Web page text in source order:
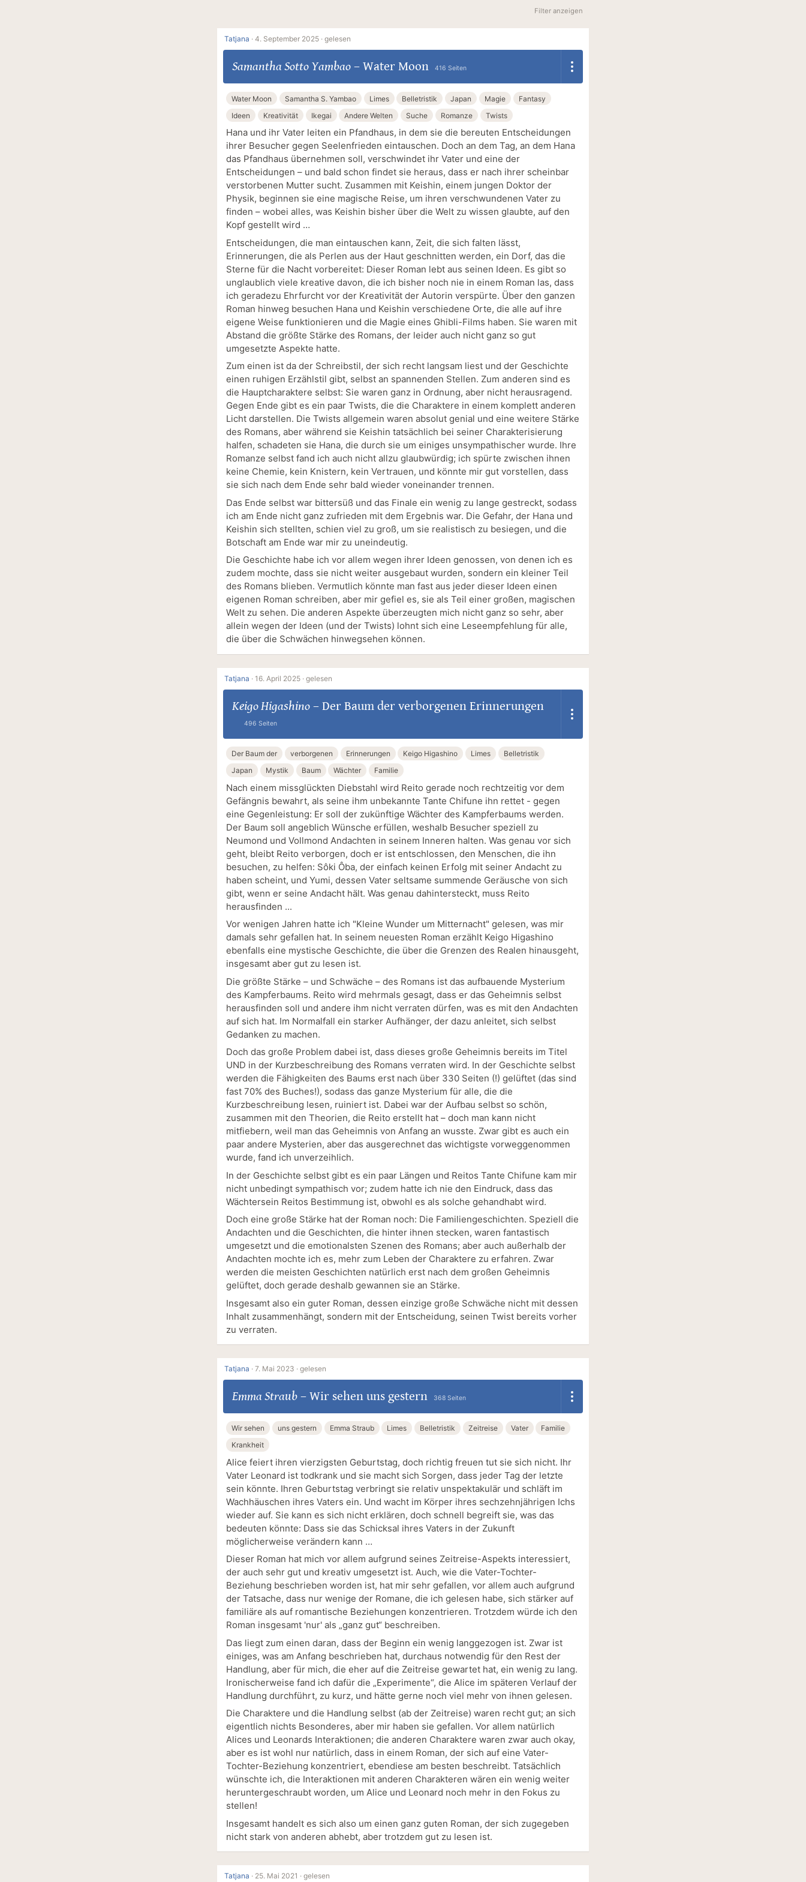
Filter anzeigen
Tatjana · 4. September 2025 · gelesen
Samantha Sotto Yambao– Water Moon 416 Seiten
Water Moon Samantha S. Yambao Limes Belletristik Japan Magie
Fantasy
Ideen
Kreativität Ikegai Andere Welten Suche Romanze Twists
Hana und ihr Vater leiten ein Pfandhaus, in dem sie die bereuten Entscheidungen
ihrer Besucher gegen Seelenfrieden eintauschen. Doch an dem Tag, an dem Hana
das Pfandhaus übernehmen soll, verschwindet ihr Vater und eine der
Entscheidungen – und bald schon findet sie heraus, dass er nach ihrer scheinbar
verstorbenen Mutter sucht. Zusammen mit Keishin, einem jungen Doktor der
Physik, beginnen sie eine magische Reise, um ihren verschwundenen Vater zu
finden – wobei alles, was Keishin bisher über die Welt zu wissen glaubte, auf den
Kopf gestellt wird …
Entscheidungen, die man eintauschen kann, Zeit, die sich falten lässt,
Erinnerungen, die als Perlen aus der Haut geschnitten werden, ein Dorf, das die
Sterne für die Nacht vorbereitet: Dieser Roman lebt aus seinen Ideen. Es gibt so
unglaublich viele kreative davon, die ich bisher noch nie in einem Roman las, dass
ich geradezu Ehrfurcht vor der Kreativität der Autorin verspürte. Über den ganzen
Roman hinweg besuchen Hana und Keishin verschiedene Orte, die alle auf ihre
eigene Weise funktionieren und die Magie eines Ghibli-Films haben. Sie waren mit
Abstand die größte Stärke des Romans, der leider auch nicht ganz so gut
umgesetzte Aspekte hatte.
Zum einen ist da der Schreibstil, der sich recht langsam liest und der Geschichte
einen ruhigen Erzählstil gibt, selbst an spannenden Stellen. Zum anderen sind es
die Hauptcharaktere selbst: Sie waren ganz in Ordnung, aber nicht herausragend.
Gegen Ende gibt es ein paar Twists, die die Charaktere in einem komplett anderen
Licht darstellen. Die Twists allgemein waren absolut genial und eine weitere Stärke
des Romans, aber während sie Keishin tatsächlich bei seiner Charakterisierung
halfen, schadeten sie Hana, die durch sie um einiges unsympathischer wurde. Ihre
Romanze selbst fand ich auch nicht allzu glaubwürdig; ich spürte zwischen ihnen
keine Chemie, kein Knistern, kein Vertrauen, und könnte mir gut vorstellen, dass
sie sich nach dem Ende sehr bald wieder voneinander trennen.
Das Ende selbst war bittersüß und das Finale ein wenig zu lange gestreckt, sodass
ich am Ende nicht ganz zufrieden mit dem Ergebnis war. Die Gefahr, der Hana und
Keishin sich stellten, schien viel zu groß, um sie realistisch zu besiegen, und die
Botschaft am Ende war mir zu uneindeutig.
Die Geschichte habe ich vor allem wegen ihrer Ideen genossen, von denen ich es
zudem mochte, dass sie nicht weiter ausgebaut wurden, sondern ein kleiner Teil
des Romans blieben. Vermutlich könnte man fast aus jeder dieser Ideen einen
eigenen Roman schreiben, aber mir gefiel es, sie als Teil einer großen, magischen
Welt zu sehen. Die anderen Aspekte überzeugten mich nicht ganz so sehr, aber
allein wegen der Ideen (und der Twists) lohnt sich eine Leseempfehlung für alle,
die über die Schwächen hinwegsehen können.
Tatjana · 16. April 2025 · gelesen
Keigo Higashino– Der Baum der verborgenen Erinnerungen
496 Seiten
Der Baum der verborgenen Erinnerungen Keigo Higashino Limes
Belletristik
Japan
Mystik Baum Wächter Familie
Nach einem missglückten Diebstahl wird Reito gerade noch rechtzeitig vor dem
Gefängnis bewahrt, als seine ihm unbekannte Tante Chifune ihn rettet - gegen
eine Gegenleistung: Er soll der zukünftige Wächter des Kampferbaums werden.
Der Baum soll angeblich Wünsche erfüllen, weshalb Besucher speziell zu
Neumond und Vollmond Andachten in seinem Inneren halten. Was genau vor sich
geht, bleibt Reito verborgen, doch er ist entschlossen, den Menschen, die ihn
besuchen, zu helfen: Sôki Ôba, der einfach keinen Erfolg mit seiner Andacht zu
haben scheint, und Yumi, dessen Vater seltsame summende Geräusche von sich
gibt, wenn er seine Andacht hält. Was genau dahintersteckt, muss Reito
herausfinden ...
Vor wenigen Jahren hatte ich "Kleine Wunder um Mitternacht" gelesen, was mir
damals sehr gefallen hat. In seinem neuesten Roman erzählt Keigo Higashino
ebenfalls eine mystische Geschichte, die über die Grenzen des Realen hinausgeht,
insgesamt aber gut zu lesen ist.
Die größte Stärke – und Schwäche – des Romans ist das aufbauende Mysterium
des Kampferbaums. Reito wird mehrmals gesagt, dass er das Geheimnis selbst
herausfinden soll und andere ihm nicht verraten dürfen, was es mit den Andachten
auf sich hat. Im Normalfall ein starker Aufhänger, der dazu anleitet, sich selbst
Gedanken zu machen.
Doch das große Problem dabei ist, dass dieses große Geheimnis bereits im Titel
UND in der Kurzbeschreibung des Romans verraten wird. In der Geschichte selbst
werden die Fähigkeiten des Baums erst nach über 330 Seiten (!) gelüftet (das sind
fast 70% des Buches!), sodass das ganze Mysterium für alle, die die
Kurzbeschreibung lesen, ruiniert ist. Dabei war der Aufbau selbst so schön,
zusammen mit den Theorien, die Reito erstellt hat – doch man kann nicht
mitfiebern, weil man das Geheimnis von Anfang an wusste. Zwar gibt es auch ein
paar andere Mysterien, aber das ausgerechnet das wichtigste vorweggenommen
wurde, fand ich unverzeihlich.
In der Geschichte selbst gibt es ein paar Längen und Reitos Tante Chifune kam mir
nicht unbedingt sympathisch vor; zudem hatte ich nie den Eindruck, dass das
Wächtersein Reitos Bestimmung ist, obwohl es als solche gehandhabt wird.
Doch eine große Stärke hat der Roman noch: Die Familiengeschichten. Speziell die
Andachten und die Geschichten, die hinter ihnen stecken, waren fantastisch
umgesetzt und die emotionalsten Szenen des Romans; aber auch außerhalb der
Andachten mochte ich es, mehr zum Leben der Charaktere zu erfahren. Zwar
werden die meisten Geschichten natürlich erst nach dem großen Geheimnis
gelüftet, doch gerade deshalb gewannen sie an Stärke.
Insgesamt also ein guter Roman, dessen einzige große Schwäche nicht mit dessen
Inhalt zusammenhängt, sondern mit der Entscheidung, seinen Twist bereits vorher
zu verraten.
Tatjana · 7. Mai 2023 · gelesen
Emma Straub– Wir sehen uns gestern 368 Seiten
Wir sehen uns gestern Emma Straub Limes Belletristik Zeitreise Vater
Familie
Krankheit
Alice feiert ihren vierzigsten Geburtstag, doch richtig freuen tut sie sich nicht. Ihr
Vater Leonard ist todkrank und sie macht sich Sorgen, dass jeder Tag der letzte
sein könnte. Ihren Geburtstag verbringt sie relativ unspektakulär und schläft im
Wachhäuschen ihres Vaters ein. Und wacht im Körper ihres sechzehnjährigen Ichs
wieder auf. Sie kann es sich nicht erklären, doch schnell begreift sie, was das
bedeuten könnte: Dass sie das Schicksal ihres Vaters in der Zukunft
möglicherweise verändern kann …
Dieser Roman hat mich vor allem aufgrund seines Zeitreise-Aspekts interessiert,
der auch sehr gut und kreativ umgesetzt ist. Auch, wie die Vater-Tochter-
Beziehung beschrieben worden ist, hat mir sehr gefallen, vor allem auch aufgrund
der Tatsache, dass nur wenige der Romane, die ich gelesen habe, sich stärker auf
familiäre als auf romantische Beziehungen konzentrieren. Trotzdem würde ich den
Roman insgesamt 'nur' als „ganz gut“ beschreiben.
Das liegt zum einen daran, dass der Beginn ein wenig langgezogen ist. Zwar ist
einiges, was am Anfang beschrieben hat, durchaus notwendig für den Rest der
Handlung, aber für mich, die eher auf die Zeitreise gewartet hat, ein wenig zu lang.
Ironischerweise fand ich dafür die „Experimente“, die Alice im späteren Verlauf der
Handlung durchführt, zu kurz, und hätte gerne noch viel mehr von ihnen gelesen.
Die Charaktere und die Handlung selbst (ab der Zeitreise) waren recht gut; an sich
eigentlich nichts Besonderes, aber mir haben sie gefallen. Vor allem natürlich
Alices und Leonards Interaktionen; die anderen Charaktere waren zwar auch okay,
aber es ist wohl nur natürlich, dass in einem Roman, der sich auf eine Vater-
Tochter-Beziehung konzentriert, ebendiese am besten beschreibt. Tatsächlich
wünschte ich, die Interaktionen mit anderen Charakteren wären ein wenig weiter
heruntergeschraubt worden, um Alice und Leonard noch mehr in den Fokus zu
stellen!
Insgesamt handelt es sich also um einen ganz guten Roman, der sich zugegeben
nicht stark von anderen abhebt, aber trotzdem gut zu lesen ist.
Tatjana · 25. Mai 2021 · gelesen